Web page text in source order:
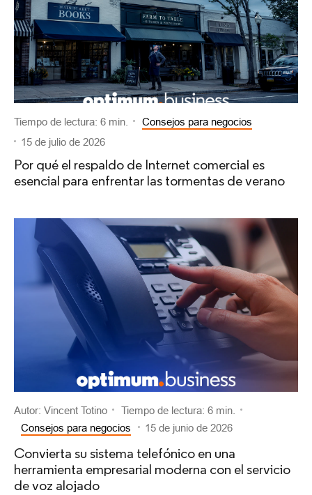
Tiempo de lectura: 6 min.
Consejos para negocios
15 de julio de 2026
Por qué el respaldo de Internet comercial es
esencial para enfrentar las tormentas de verano
Autor: Vincent Totino
Tiempo de lectura: 6 min.
Consejos para negocios
15 de junio de 2026
Convierta su sistema telefónico en una
herramienta empresarial moderna con el servicio
de voz alojado